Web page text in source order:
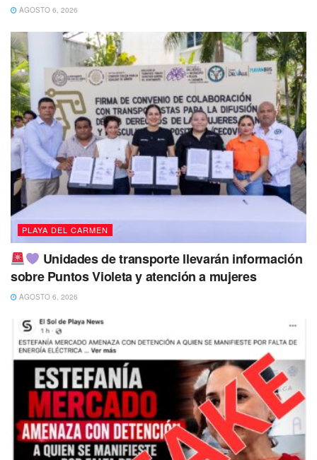
AGOSTO 6, 2026
PLAYA DEL CARMEN
Unidades de transporte llevarán información
sobre Puntos Violeta y atención a mujeres
AGOSTO 6, 2026